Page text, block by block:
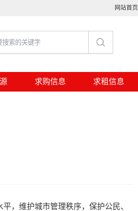
网站首页
求购信息 求租信息
护城市管理秩序，保护公民、